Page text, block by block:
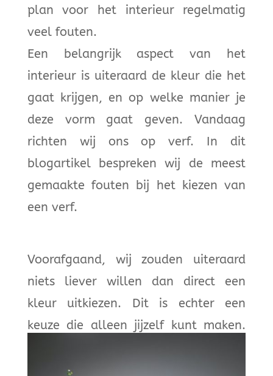
plan voor het interieur regelmatig
veel fouten.
Een belangrijk aspect van het
interieur is uiteraard de kleur die het
gaat krijgen, en op welke manier je
deze vorm gaat geven. Vandaag
richten wij ons op verf. In dit
blogartikel bespreken wij de meest
gemaakte fouten bij het kiezen van
een verf.
Voorafgaand, wij zouden uiteraard
niets liever willen dan direct een
kleur uitkiezen. Dit is echter een
keuze die alleen jijzelf kunt maken.
gebaseerd op smaak.